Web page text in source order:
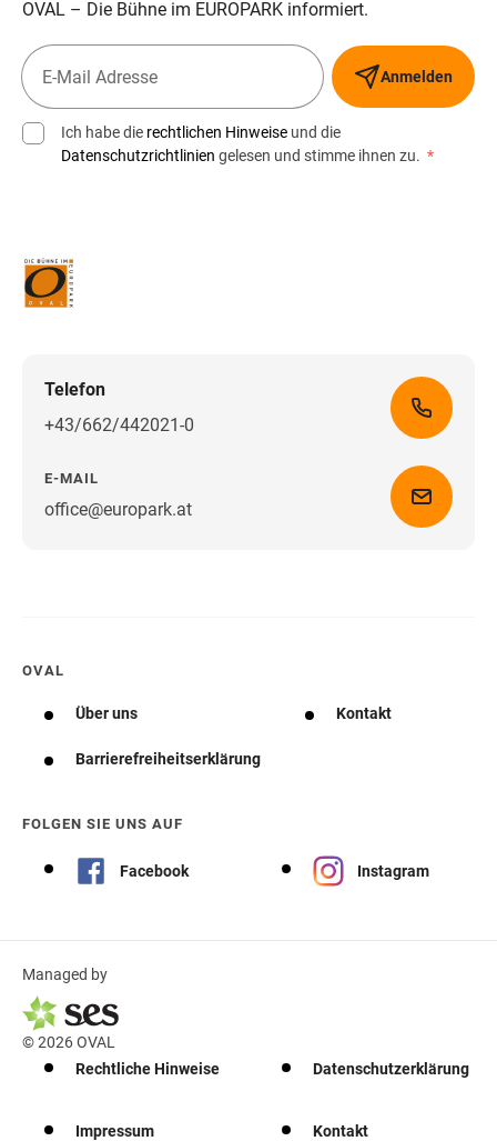
OVAL – Die Bühne im EUROPARK informiert.
Anmelden
Ich habe die rechtlichen Hinweise und die
Datenschutzrichtlinien gelesen und stimme ihnen zu. *
Telefon
+43/662/442021-0
E-MAIL
office@europark.atWegbeschreibung erhalten
OVAL
Über uns Kontakt
Barrierefreiheitserklärung
FOLGEN SIE UNS AUF
Facebook Instagram
Managed by
© 2026 OVAL
Rechtliche Hinweise
Datenschutzerklärung
Impressum Kontakt